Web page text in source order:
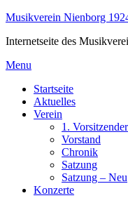
Skip
content
Musikverein Nienborg
Internetseite des
Menu
Startseite
Aktuelles
Verein
1. Vorsitzender
Vorstand
Chronik
Satzung
Satzung – Neu
Konzerte